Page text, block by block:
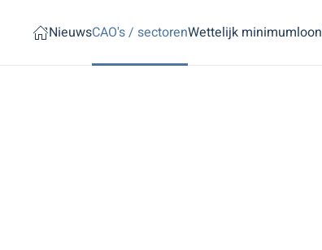
NieuwsCAO's / sectorenWettelijk minimumloon